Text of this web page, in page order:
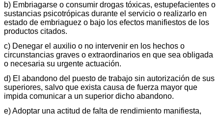
b) Embriagarse o consumir drogas tóxicas, estupefacientes o
sustancias psicotrópicas durante el servicio o realizarlo en
estado de embriaguez o bajo los efectos manifiestos de los
productos citados.
c) Denegar el auxilio o no intervenir en los hechos o
circunstancias graves o extraordinarios en que sea obligada
o necesaria su urgente actuación.
d) El abandono del puesto de trabajo sin autorización de sus
superiores, salvo que exista causa de fuerza mayor que
impida comunicar a un superior dicho abandono.
e) Adoptar una actitud de falta de rendimiento manifiesta,